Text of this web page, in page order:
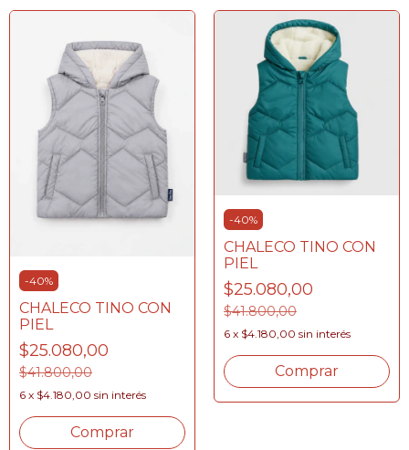
-40%
CHALECO TINO CON
PIEL
$25.080,00
$41.800,00
6 x $4.180,00 sin interés
Comprar
-40%
CHALECO TINO CON
PIEL
$25.080,00
$41.800,00
6 x $4.180,00 sin interés
Comprar